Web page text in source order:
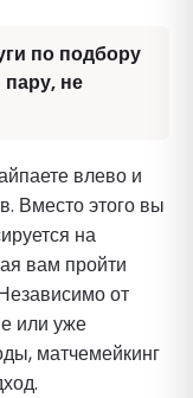
по подбору
не
влево и
Вместо этого вы
на
вам пройти
от
или уже
матчемейкинг